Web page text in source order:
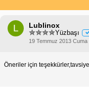
L Lublinox
Yüzbaşı
19 Temmuz 2013
Öneriler için